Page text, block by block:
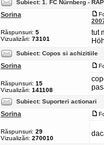
Subiect: 1. FC Nürnberg -
Sorina
Răspunsuri: 5
Vizualizări: 73101
tut
Subiect: Copos si achizitiile
Sorina
Răspunsuri: 15
Vizualizări: 141108
Subiect: Suporteri actionari
Sorina
Răspunsuri: 29
Vizualizări: 270010